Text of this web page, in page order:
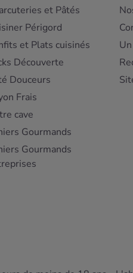
et Pâtés
Périgord
et Plats cuisinés
Découverte
Douceurs
Frais
cave
Gourmands
Gourmands